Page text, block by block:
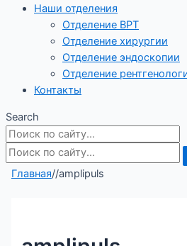
Наши отделения
Отделение ВРТ
Отделение хирургии
Отделение эндоскопии
Отделение
Контакты
Search
Главная//amplipuls